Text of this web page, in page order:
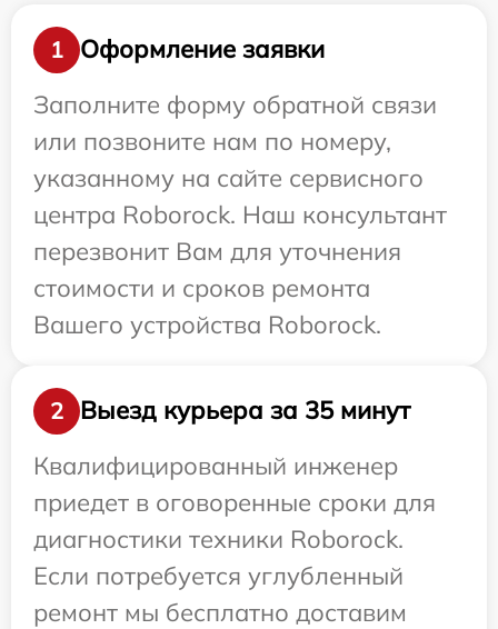
1
Оформление заявки
Заполните форму обратной связи
или позвоните нам по номеру,
указанному на сайте сервисного
центра Roborock. Наш консультант
перезвонит Вам для уточнения
стоимости и сроков ремонта
Вашего устройства Roborock.
2
Выезд курьера за 35 минут
Квалифицированный инженер
приедет в оговоренные сроки для
диагностики техники Roborock.
Если потребуется углубленный
ремонт мы бесплатно доставим